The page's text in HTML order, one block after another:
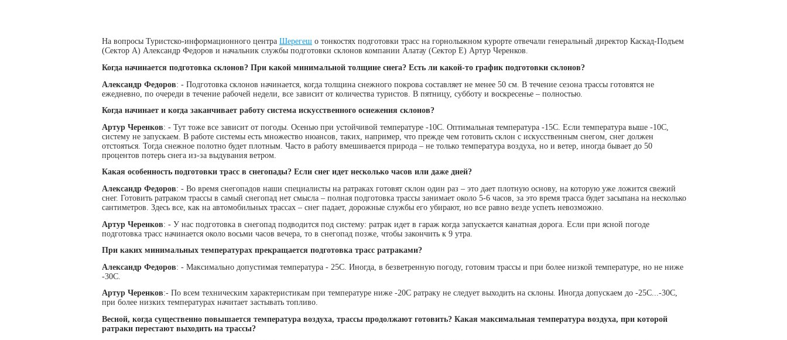
На вопросы Туристско-информационного центра Шерегеш о тонкостях подготовки трасс на горнолыжном курорте отвечали генеральный директор Каскад-Подъем
(Сектор А) Александр Федоров и начальник службы подготовки склонов компании Алатау (Сектор Е) Артур Черенков.
Когда начинается подготовка склонов? При какой минимальной толщине снега? Есть ли какой-то график подготовки склонов?
Александр Федоров: - Подготовка склонов начинается, когда толщина снежного покрова составляет не менее 50 см. В течение сезона трассы готовятся не
ежедневно, по очереди в течение рабочей недели, все зависит от количества туристов. В пятницу, субботу и воскресенье – полностью.
Когда начинает и когда заканчивает работу система искусственного оснежения склонов?
Артур Черенков: - Тут тоже все зависит от погоды. Осенью при устойчивой температуре -10С. Оптимальная температура -15С. Если температура выше -10С,
систему не запускаем. В работе системы есть множество нюансов, таких, например, что прежде чем готовить склон с искусственным снегом, снег должен
отстояться. Тогда снежное полотно будет плотным. Часто в работу вмешивается природа – не только температура воздуха, но и ветер, иногда бывает до 50
процентов потерь снега из-за выдувания ветром.
Какая особенность подготовки трасс в снегопады? Если снег идет несколько часов или даже дней?
Александр Федоров: - Во время снегопадов наши специалисты на ратраках готовят склон один раз – это дает плотную основу, на которую уже ложится свежий
снег. Готовить ратраком трассы в самый снегопад нет смысла – полная подготовка трассы занимает около 5-6 часов, за это время трасса будет засыпана на несколько
сантиметров. Здесь все, как на автомобильных трассах – снег падает, дорожные службы его убирают, но все равно везде успеть невозможно.
Артур Черенков: - У нас подготовка в снегопад подводится под систему: ратрак идет в гараж когда запускается канатная дорога. Если при ясной погоде
подготовка трасс начинается около восьми часов вечера, то в снегопад позже, чтобы закончить к 9 утра.
При каких минимальных температурах прекращается подготовка трасс ратраками?
Александр Федоров: - Максимально допустимая температура - 25С. Иногда, в безветренную погоду, готовим трассы и при более низкой температуре, но не ниже
-30С.
Артур Черенков:- По всем техническим характеристикам при температуре ниже -20С ратраку не следует выходить на склоны. Иногда допускаем до -25С...-30С,
при более низких температурах начитает застывать топливо.
Весной, когда существенно повышается температура воздуха, трассы продолжают готовить? Какая максимальная температура воздуха, при которой
ратраки перестают выходить на трассы?